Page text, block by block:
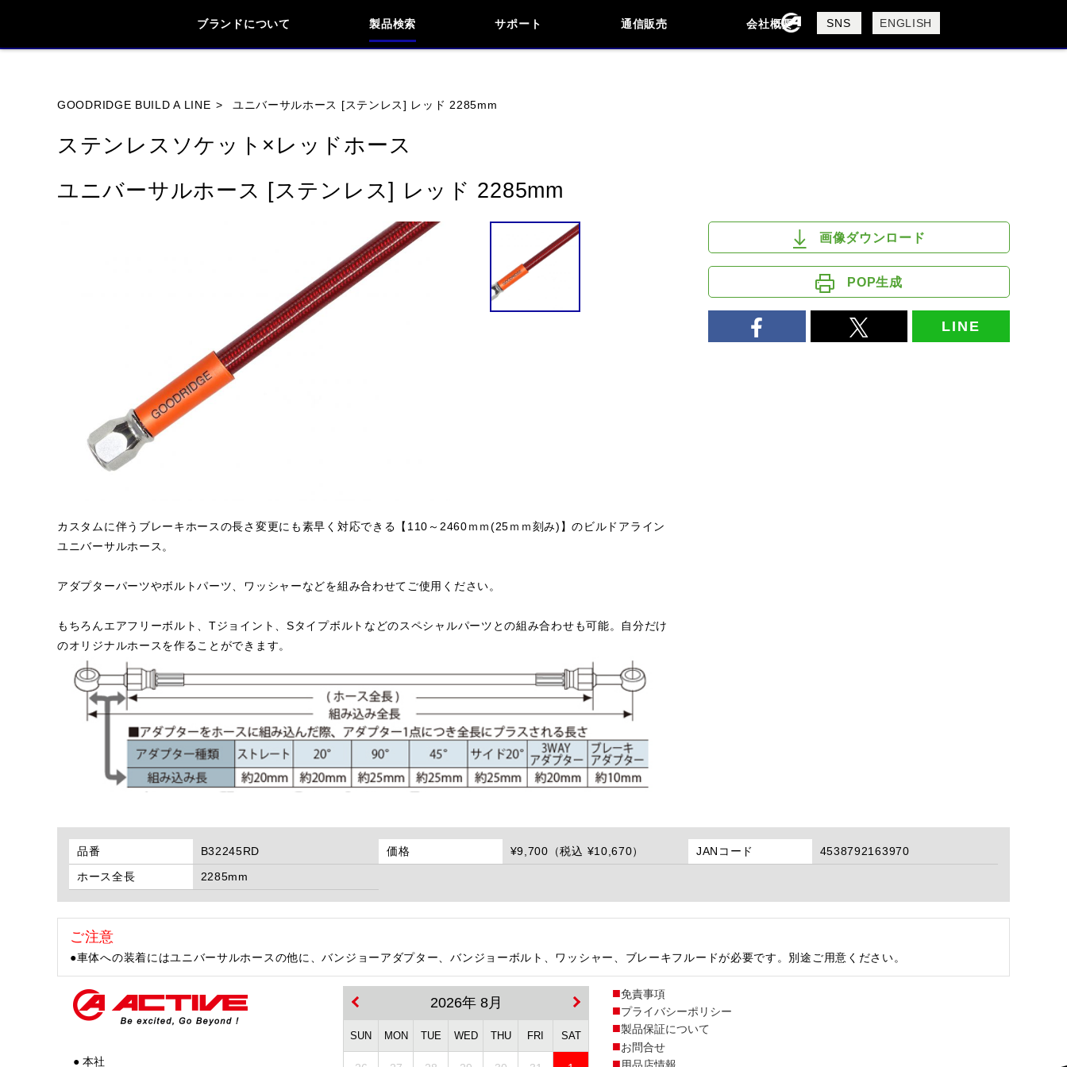
ブランドについて 製品検索 サポート 通信販売 会社概要
会社概要
採用情報
SNS ENGLISH
GOODRIDGE BUILD A LINE ユニバーサルホース [ステンレス] レッド 2285mm
ステンレスソケット×レッドホース
ユニバーサルホース [ステンレス] レッド 2285mm
カスタムに伴うブレーキホースの長さ変更にも素早く対応できる【110～2460ｍｍ(25ｍｍ刻み)】のビルドアライン
ユニバーサルホース。
アダプターパーツやボルトパーツ、ワッシャーなどを組み合わせてご使用ください。
もちろんエアフリーボルト、Tジョイント、Sタイプボルトなどのスペシャルパーツとの組み合わせも可能。自分だけ
のオリジナルホースを作ることができます。
画像ダウンロード
POP生成
LINE
品番 B32245RD 価格 ¥9,700（税込 ¥10,670） JANコード
4538792163970
ホース全長
2285mm
ご注意
●車体への装着にはユニバーサルホースの他に、バンジョーアダプター、バンジョーボルト、ワッシャー、ブレーキフルードが必要です。別途ご用意ください。
● 本社
2026年 8月
SUN MON TUE WED THU FRI SAT
免責事項
プライバシーポリシー
製品保証について
お問合せ
用品店情報